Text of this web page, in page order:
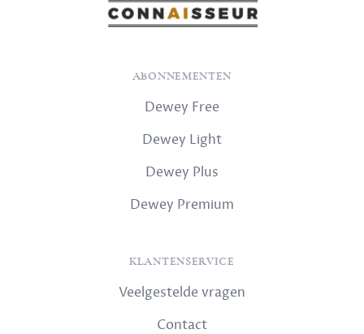
ABONNEMENTEN
Dewey Free
Dewey Light
Dewey Plus
Dewey Premium
KLANTENSERVICE
Veelgestelde vragen
Contact